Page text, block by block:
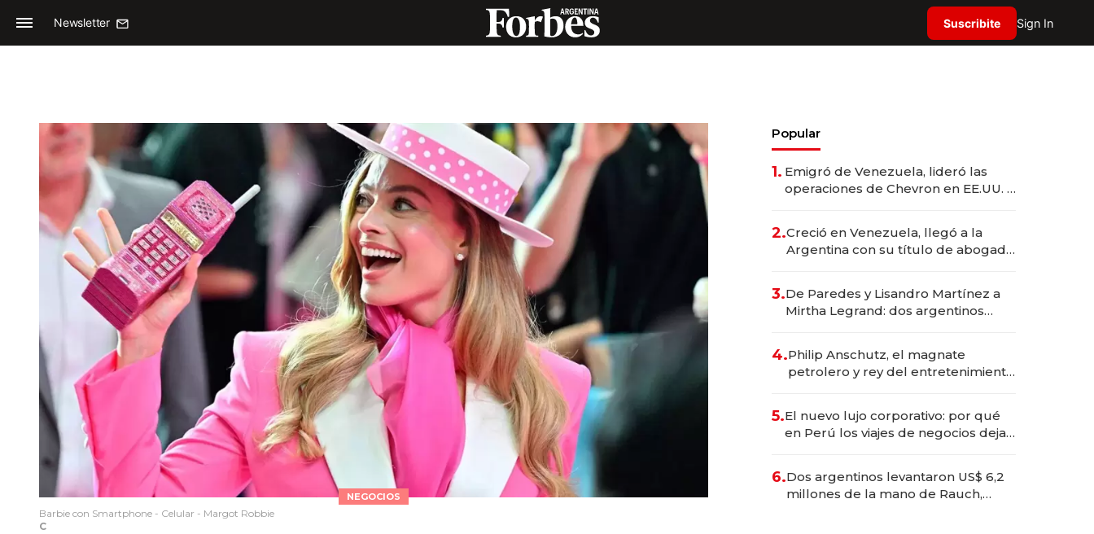
Newsletter Suscribite Sign In
NEGOCIOS
Barbie con Smartphone - Celular - Margot Robbie
C
Popular
1. Emigró de Venezuela, lideró las
operaciones de Chevron en EE.UU. y
2.Creció en Venezuela, llegó a la
Argentina con su título de abogado
marcas "fast premium"
3.De Paredes y Lisandro Martínez a
Mirtha Legrand: dos argentinos
4.Philip Anschutz, el magnate
petrolero y rey del entretenimiento
5.El nuevo lujo corporativo: por qué
en Perú los viajes de negocios dejan
en experiencias transformadoras
6.Dos argentinos levantaron US$ 6,2
millones de la mano de Rauch,